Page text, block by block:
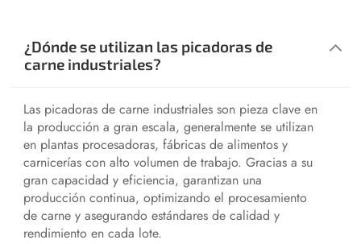
¿Dónde se utilizan las picadoras de
carne industriales?
Las picadoras de carne industriales son pieza clave en
la producción a gran escala, generalmente se utilizan
en plantas procesadoras, fábricas de alimentos y
carnicerías con alto volumen de trabajo. Gracias a su
gran capacidad y eficiencia, garantizan una
producción continua, optimizando el procesamiento
de carne y asegurando estándares de calidad y
rendimiento en cada lote.